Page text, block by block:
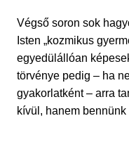
Végső soron sok
Isten „kozmikus
egyedülállóan
törvénye pedig – ha
gyakorlatként – arra
kívül, hanem bennünk